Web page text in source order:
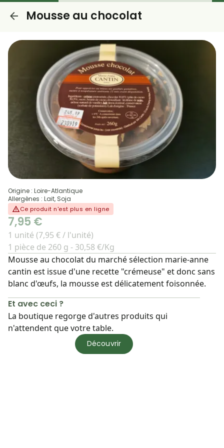
Mousse au chocolat
Origine : Loire-Atlantique
Allergènes : Lait, Soja
Ce produit n'est plus en ligne
7,95 €
1 unité (7,95 € / l'unité)
1 pièce de 260 g - 30,58 €/Kg
Mousse au chocolat du marché sélection marie-anne
cantin est issue d'une recette "crémeuse" et donc sans
blanc d'œufs, la mousse est délicatement foisonnée.
Et avec ceci ?
La boutique regorge d'autres produits qui
n'attendent que votre table.
Découvrir